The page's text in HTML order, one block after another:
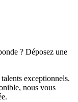
? Déposez une
exceptionnels.
nous vous